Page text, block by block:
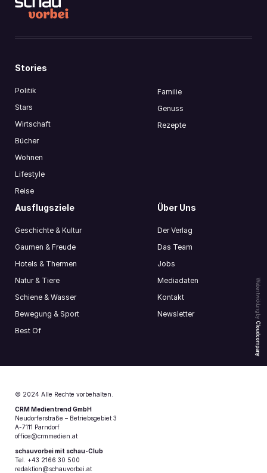
Webentwicklung by
Cloudcompany
Stories
Politik
Stars
Wirtschaft
Bücher
Wohnen
Lifestyle
Reise
Familie
Genuss
Rezepte
Ausflugsziele
Geschichte & Kultur
Gaumen & Freude
Hotels & Thermen
Natur & Tiere
Schiene & Wasser
Bewegung & Sport
Best Of
Über Uns
Der Verlag
Das Team
Jobs
Mediadaten
Kontakt
Newsletter
© 2024 Alle Rechte vorbehalten.
CRM Medientrend GmbH
Neudorferstraße – Betriebsgebiet 3
A-7111 Parndorf
office@crmmedien.at
schauvorbei mit schau-Club
Tel. +43 2166 30 500
redaktion@schauvorbei.at